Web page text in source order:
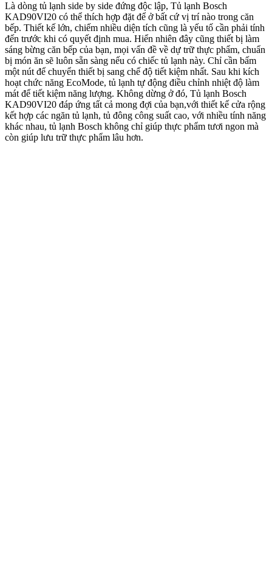
Là dòng tủ lạnh side by side đứng độc lập, Tủ lạnh Bosch
KAD90VI20 có thể thích hợp đặt để ở bất cứ vị trí nào trong căn
bếp. Thiết kế lớn, chiếm nhiều diện tích cũng là yếu tố cần phải tính
đến trước khi có quyết định mua. Hiển nhiên đây cũng thiết bị làm
sáng bừng căn bếp của bạn, mọi vấn đề về dự trữ thực phẩm, chuẩn
bị món ăn sẽ luôn sẵn sàng nếu có chiếc tủ lạnh này. Chỉ cần bấm
một nút để chuyển thiết bị sang chế độ tiết kiệm nhất. Sau khi kích
hoạt chức năng EcoMode, tủ lạnh tự động điều chỉnh nhiệt độ làm
mát để tiết kiệm năng lượng. Không dừng ở đó, Tủ lạnh Bosch
KAD90VI20 đáp ứng tất cả mong đợi của bạn,với thiết kế cửa rộng
kết hợp các ngăn tủ lạnh, tủ đông công suất cao, với nhiều tính năng
khác nhau, tủ lạnh Bosch không chỉ giúp thực phẩm tươi ngon mà
còn giúp lưu trữ thực phẩm lâu hơn.